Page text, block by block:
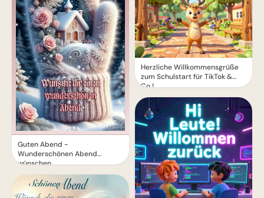
Guten Abend -
Wunderschönen Abend
wünschen
Herzliche Willkommensgrüße
zum Schulstart für TikTok &
Co.!